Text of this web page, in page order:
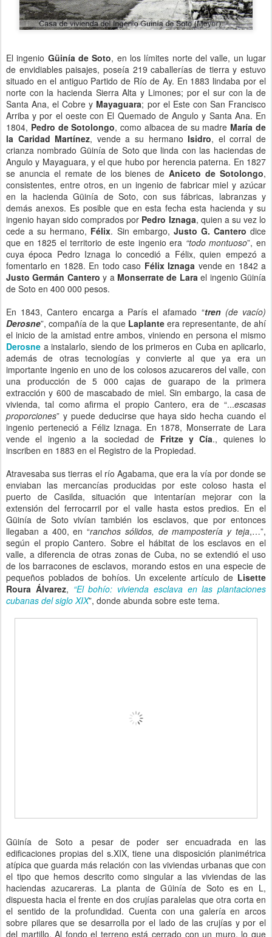
El ingenio Güinía de Soto, en los límites norte del valle, un lugar
de envidiables paisajes, poseía 219 caballerías de tierra y estuvo
situado en el antiguo Partido de Río de Ay. En 1883 lindaba por el
norte con la hacienda Sierra Alta y Limones; por el sur con la de
Santa Ana, el Cobre y Mayaguara; por el Este con San Francisco
Arriba y por el oeste con El Quemado de Angulo y Santa Ana. En
1804, Pedro de Sotolongo, como albacea de su madre María de
la Caridad Martínez, vende a su hermanoIsidro, el corral de
crianza nombrado Güinía de Soto que linda con las haciendas de
Angulo y Mayaguara, y el que hubo por herencia paterna. En 1827
se anuncia el remate de los bienes deAniceto de Sotolongo,
consistentes, entre otros, en un ingenio de fabricar miel y azúcar
en la hacienda Güinía de Soto, con sus fábricas, labranzas y
demás anexos. Es posible que en esta fecha esta hacienda y su
ingenio hayan sido comprados por Pedro Iznaga, quien a su vez lo
cede a su hermano, Félix. Sin embargo, Justo G. Cantero dice
que en 1825 el territorio de este ingenio era “todo montuoso”, en
cuya época Pedro Iznaga lo concedió a Félix, quien empezó a
fomentarlo en 1828. En todo caso Félix Iznaga vende en 1842 a
Justo Germán Cantero y a Monserrate de Larael ingenio Güinía
de Soto en 400 000 pesos.
En 1843, Cantero encarga a París el afamado “tren(de vacío)
Derosne”, compañía de la que Laplante era representante, de ahí
el inicio de la amistad entre ambos, viniendo en persona el mismo
Derosne a instalarlo, siendo de los primeros en Cuba en aplicarlo,
además de otras tecnologías y convierte al que ya era un
importante ingenio en uno de los colosos azucareros del valle, con
una producción de 5 000 cajas de guarapo de la primera
extracción y 600 de mascabado de miel. Sin embargo, la casa de
vivienda, tal como afirma el propio Cantero, era de “...escasas
proporciones” y puede deducirse que haya sido hecha cuando el
ingenio perteneció a Féliz Iznaga. En 1878, Monserrate de Lara
vende el ingenio a la sociedad de Fritze y Cía., quienes lo
inscriben en 1883 en el Registro de la Propiedad.
Atravesaba sus tierras el río Agabama, que era la vía por donde se
enviaban las mercancías producidas por este coloso hasta el
puerto de Casilda, situación que intentarían mejorar con la
extensión del ferrocarril por el valle hasta estos predios. En el
Güinía de Soto vivían también los esclavos, que por entonces
llegaban a 400, en “ranchos sólidos, de mampostería y teja,…”,
según el propio Cantero. Sobre el hábitat de los esclavos en el
valle, a diferencia de otras zonas de Cuba, no se extendió el uso
de los barracones de esclavos, morando estos en una especie de
pequeños poblados de bohíos. Un excelente artículo de Lisette
Roura Álvarez, “El bohío: vivienda esclava en las plantaciones
cubanas del siglo XIX”, donde abunda sobre este tema.
Güinía de Soto a pesar de poder ser encuadrada en las
edificaciones propias del s.XIX, tiene una disposición planimétrica
atípica que guarda más relación con las viviendas urbanas que con
el tipo que hemos descrito como singular a las viviendas de las
haciendas azucareras. La planta de Güinía de Soto es en L,
dispuesta hacia el frente en dos crujías paralelas que otra corta en
el sentido de la profundidad. Cuenta con una galería en arcos
sobre pilares que se desarrolla por el lado de las crujías y por el
del martillo. Al fondo el terreno está cerrado con un muro, lo que